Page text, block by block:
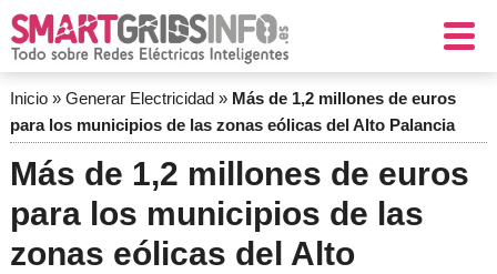
Inicio» Generar Electricidad» Más de 1,2 millones de euros
para los municipios de las zonas eólicas del Alto Palancia
Más de 1,2 millones de euros
para los municipios de las
zonas eólicas del Alto